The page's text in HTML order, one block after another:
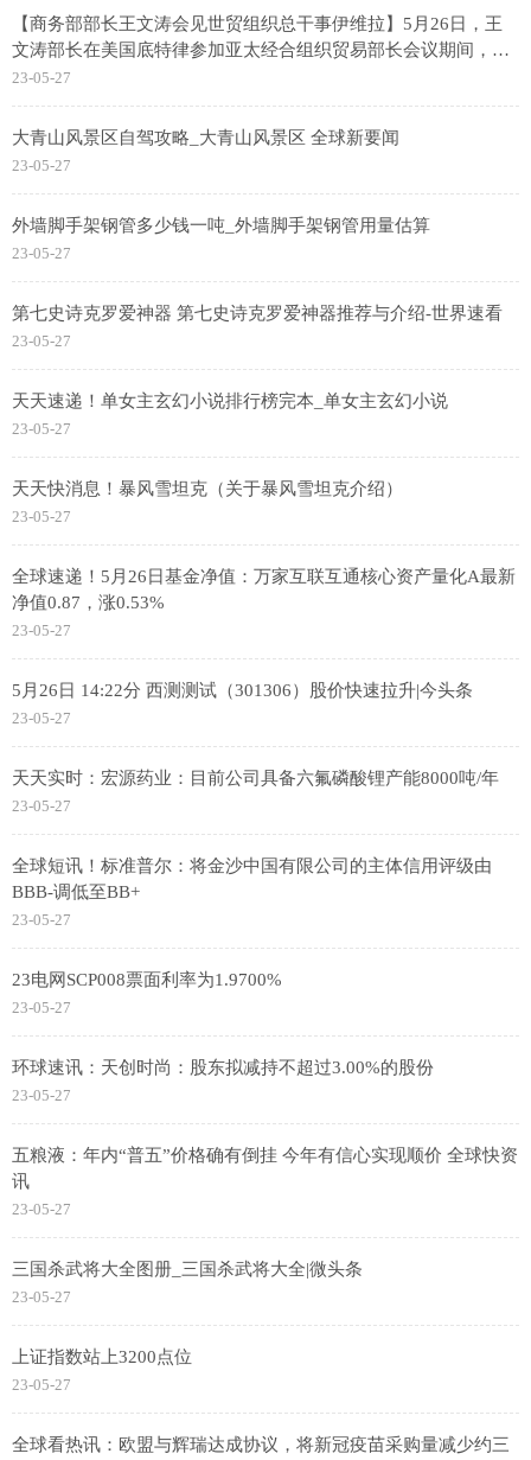
【商务部部长王文涛会见世贸组织总干事伊维拉】5月26日，王
文涛部长在美国底特律参加亚太经合组织贸易部长会议期间，应
约会见世贸组织总干事伊维拉，双方就世贸组织《渔业补贴协
定》批约工作、第13届部长级会议（MC13）筹备等议题交换了
意见。伊维拉赞赏中方在世贸组织中的积极和建设性作用，期待
23-05-27
大青山风景区自驾攻略_大青山风景区 全球新要闻
23-05-27
外墙脚手架钢管多少钱一吨_外墙脚手架钢管用量估算
23-05-27
第七史诗克罗爱神器 第七史诗克罗爱神器推荐与介绍-世界速看
23-05-27
天天速递！单女主玄幻小说排行榜完本_单女主玄幻小说
23-05-27
天天快消息！暴风雪坦克（关于暴风雪坦克介绍）
23-05-27
全球速递！5月26日基金净值：万家互联互通核心资产量化A最新
净值0.87，涨0.53%
23-05-27
5月26日 14:22分 西测测试（301306）股价快速拉升|今头条
23-05-27
天天实时：宏源药业：目前公司具备六氟磷酸锂产能8000吨/年
23-05-27
全球短讯！标准普尔：将金沙中国有限公司的主体信用评级由
BBB-调低至BB+
23-05-27
23电网SCP008票面利率为1.9700%
23-05-27
环球速讯：天创时尚：股东拟减持不超过3.00%的股份
23-05-27
五粮液：年内“普五”价格确有倒挂 今年有信心实现顺价 全球快资
讯
23-05-27
三国杀武将大全图册_三国杀武将大全|微头条
23-05-27
上证指数站上3200点位
23-05-27
全球看热讯：欧盟与辉瑞达成协议，将新冠疫苗采购量减少约三